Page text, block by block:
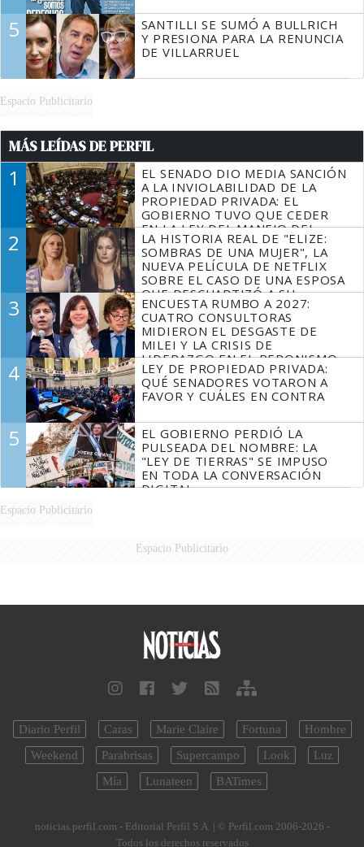
5
SANTILLI SE SUMÓ A BULLRICH
Y PRESIONA PARA LA RENUNCIA
DE VILLARRUEL
Espacio Publicitario
MÁS LEÍDAS DE PERFIL
1
EL SENADO DIO MEDIA SANCIÓN
A LA INVIOLABILIDAD DE LA
PROPIEDAD PRIVADA: EL
GOBIERNO TUVO QUE CEDER
EN LA LEY DEL MANEJO DEL
FUEGO
2
LA HISTORIA REAL DE "ELIZE:
SOMBRAS DE UNA MUJER", LA
NUEVA PELÍCULA DE NETFLIX
SOBRE EL CASO DE UNA ESPOSA
QUE DESCUARTIZÓ A SU
MARIDO
3
ENCUESTA RUMBO A 2027:
CUATRO CONSULTORAS
MIDIERON EL DESGASTE DE
MILEI Y LA CRISIS DE
LIDERAZGO EN EL PERONISMO
4
LEY DE PROPIEDAD PRIVADA:
QUÉ SENADORES VOTARON A
FAVOR Y CUÁLES EN CONTRA
5
EL GOBIERNO PERDIÓ LA
PULSEADA DEL NOMBRE: LA
"LEY DE TIERRAS" SE IMPUSO
EN TODA LA CONVERSACIÓN
DIGITAL
Espacio Publicitario
Espacio Publicitario
Diario Perfil Caras Marie Claire Fortuna
Hombre
Weekend
Parabrisas Supercampo Look
Luz
Mía
Lunateen BATimes
noticias.perfil.com - Editorial Perfil S.A. | © Perfil.com 2006-2026 -
Todos los derechos reservados